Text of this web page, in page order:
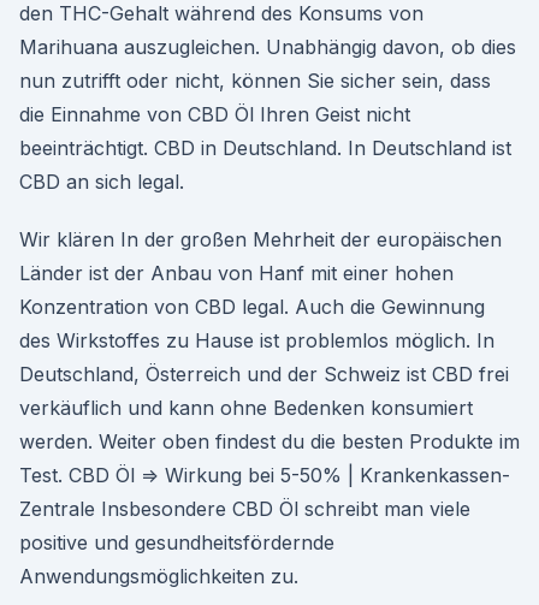
den THC-Gehalt während des Konsums von
Marihuana auszugleichen. Unabhängig davon, ob dies
nun zutrifft oder nicht, können Sie sicher sein, dass
die Einnahme von CBD Öl Ihren Geist nicht
beeinträchtigt. CBD in Deutschland. In Deutschland ist
CBD an sich legal.
Wir klären In der großen Mehrheit der europäischen
Länder ist der Anbau von Hanf mit einer hohen
Konzentration von CBD legal. Auch die Gewinnung
des Wirkstoffes zu Hause ist problemlos möglich. In
Deutschland, Österreich und der Schweiz ist CBD frei
verkäuflich und kann ohne Bedenken konsumiert
werden. Weiter oben findest du die besten Produkte im
Test. CBD Öl ⇒ Wirkung bei 5-50% | Krankenkassen-
Zentrale Insbesondere CBD Öl schreibt man viele
positive und gesundheits­fördernde
Anwendungsmöglichkeiten zu.